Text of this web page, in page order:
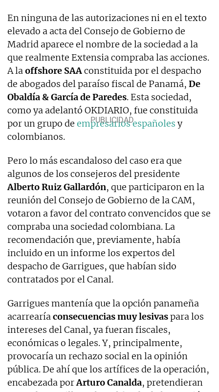
En ninguna de las autorizaciones ni en el texto
elevado a acta del Consejo de Gobierno de
Madrid aparece el nombre de la sociedad a la
que realmente Extensia compraba las acciones.
A laoffshore SAAconstituida por el despacho
de abogados del paraíso fiscal de Panamá, De
Obaldía & García de Paredes. Esta sociedad,
como ya adelantó OKDIARIO, fue constituida
por un grupo de empresarios españoles y
colombianos.
Pero lo más escandaloso del caso era que
algunos de los consejeros del presidente
Alberto Ruiz Gallardón, que participaron en la
reunión del Consejo de Gobierno de la CAM,
votaron a favor del contrato convencidos que se
compraba una sociedad colombiana. La
recomendación que, previamente, había
incluido en un informe los expertos del
despacho de Garrigues, que habían sido
contratados por el Canal.
Garrigues mantenía que la opción panameña
acarrearíaconsecuencias muy lesivaspara los
intereses del Canal, ya fueran fiscales,
económicas o legales. Y, principalmente,
provocaría un rechazo social en la opinión
pública. De ahí que los artífices de la operación,
encabezada porArturo Canalda, pretendieran